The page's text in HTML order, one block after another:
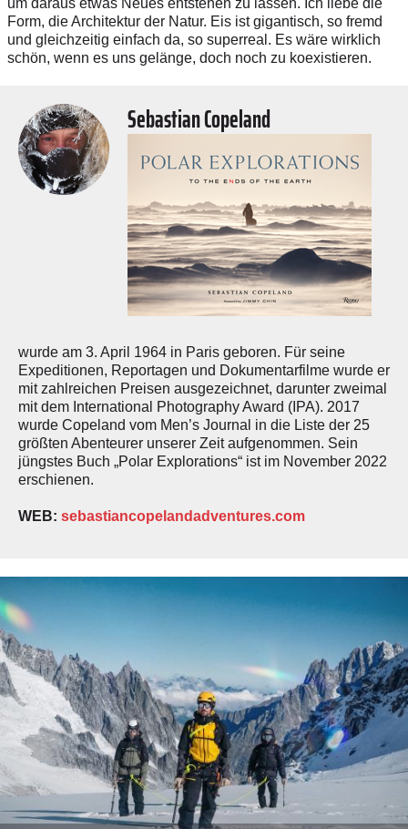
Form, die Architektur der Natur. Eis ist gigantisch, so fremd
und gleichzeitig einfach da, so superreal. Es wäre wirklich
schön, wenn es uns gelänge, doch noch zu koexistieren.
Sebastian Copeland
wurde am 3. April 1964 in Paris geboren. Für seine
Expeditionen, Reportagen und Dokumentarfilme wurde er
mit zahlreichen Preisen ausgezeichnet, darunter zweimal
mit dem International ­Photography Award (IPA). 2017
wurde Copeland vom Men’s Journal in die Liste der 25
größten Abenteurer unserer Zeit aufgenommen. Sein
jüngstes Buch „Polar Explorations“ ist im November 2022
erschienen.
WEB: sebastiancopelandadventures.com